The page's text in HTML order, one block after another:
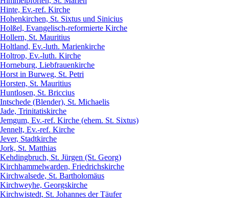
Hinte, Ev.-ref. Kirche
Hohenkirchen, St. Sixtus und Sinicius
Holßel, Evangelisch-reformierte Kirche
Hollern, St. Mauritius
Holtland, Ev.-luth. Marienkirche
Holtrop, Ev.-luth. Kirche
Horneburg, Liebfrauenkirche
Horst in Burweg, St. Petri
Horsten, St. Mauritius
Huntlosen, St. Briccius
Intschede (Blender), St. Michaelis
Jade, Trinitatiskirche
Jemgum, Ev.-ref. Kirche (ehem. St. Sixtus)
Jennelt, Ev.-ref. Kirche
Jever, Stadtkirche
Jork, St. Matthias
Kehdingbruch, St. Jürgen (St. Georg)
Kirchhammelwarden, Friedrichskirche
Kirchwalsede, St. Bartholomäus
Kirchweyhe, Georgskirche
Kirchwistedt, St. Johannes der Täufer